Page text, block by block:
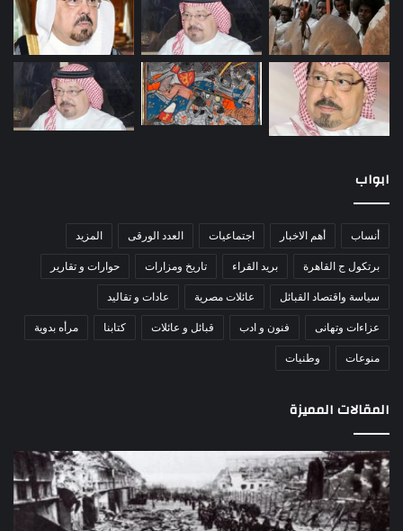
ابواب
أنساب أهم الاخبار اجتماعيات العدد الورقى المزيد
برتكول ج القاهرة بريد القراء تاريخ ومزارات حوارات و تقارير
سياسة واقتصاد القبائل عائلات مصرية عادات و تقاليد
عزاءات وتهانى فنون و ادب قبائل و عائلات كتابنا مرأه بدوية
منوعات وطنيات
المقالات المميزة
مذبحة
اللد..
القصة
الكاملة